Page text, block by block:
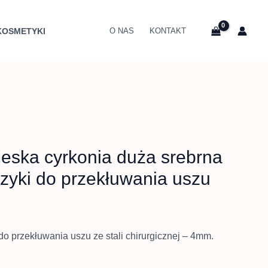
O NAS KONTAKT
cyrkonia duża srebrna
do przekłuwania uszu
przekłuwania uszu ze stali chirurgicznej – 4mm.